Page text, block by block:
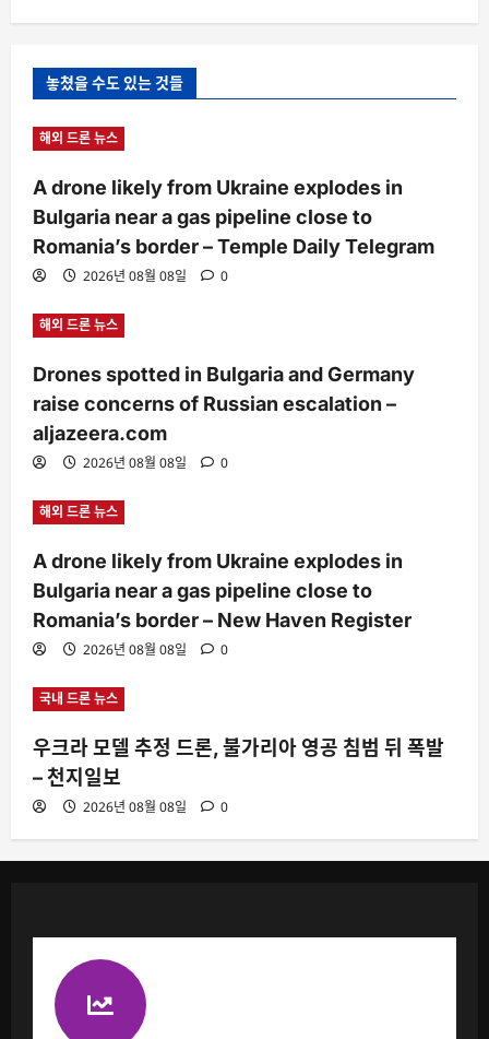
놓쳤을 수도 있는 것들
해외 드론 뉴스
A drone likely from Ukraine explodes in
Bulgaria near a gas pipeline close to
Romania’s border – Temple Daily Telegram
2026년 08월 08일 0
해외 드론 뉴스
Drones spotted in Bulgaria and Germany
raise concerns of Russian escalation –
aljazeera.com
2026년 08월 08일 0
해외 드론 뉴스
A drone likely from Ukraine explodes in
Bulgaria near a gas pipeline close to
Romania’s border – New Haven Register
2026년 08월 08일 0
국내 드론 뉴스
우크라 모델 추정 드론, 불가리아 영공 침범 뒤 폭발
– 천지일보
2026년 08월 08일 0